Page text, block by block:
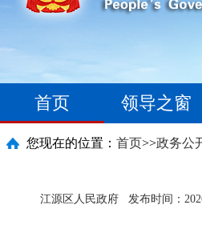
首页 领导之窗
您现在的位置： 首页>>政务公
江源区人民政府 发布时间：